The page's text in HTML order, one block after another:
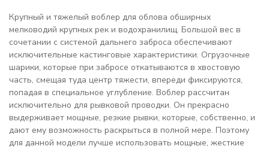
Крупный и тяжелый воблер для облова обширных
мелководий крупных рек и водохранилищ. Большой вес в
сочетании с системой дальнего заброса обеспечивают
исключительные кастинговые характеристики. Огрузочные
шарики, которые при забросе откатываются в хвостовую
часть, смещая туда центр тяжести, впереди фиксируются,
попадая в специальное углубление. Воблер рассчитан
исключительно для рывковой проводки. Он прекрасно
выдерживает мощные, резкие рывки, которые, собственно, и
дают ему возможность раскрыться в полной мере. Поэтому
для данной модели лучше использовать мощные, жесткие